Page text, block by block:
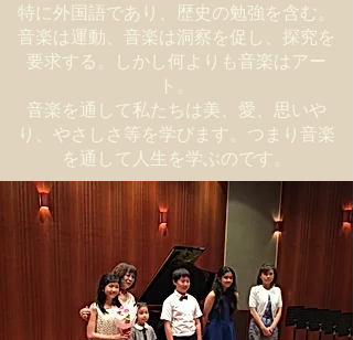
特に外国語であり、歴史の勉強を含む。
音楽は運動、音楽は洞察を促し、探究を
要求する。しかし何よりも音楽はアー
ト。
音楽を通して私たちは美、愛、思いや
り、やさしさ等を学びます。つまり音楽
を通して人生を学ぶのです。